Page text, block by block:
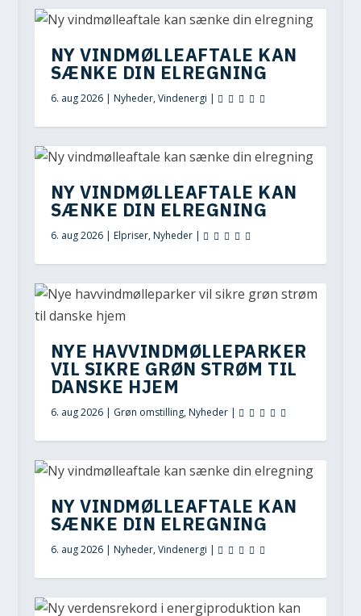
NY VINDMØLLEAFTALE KAN
SÆNKE DIN ELREGNING
6. aug 2026| Nyheder,Vindenergi |
NY VINDMØLLEAFTALE KAN
SÆNKE DIN ELREGNING
6. aug 2026| Elpriser,Nyheder|
NYE HAVVINDMØLLEPARKER
VIL SIKRE GRØN STRØM TIL
DANSKE HJEM
6. aug 2026| Grøn omstilling,Nyheder|
NY VINDMØLLEAFTALE KAN
SÆNKE DIN ELREGNING
6. aug 2026| Nyheder,Vindenergi |